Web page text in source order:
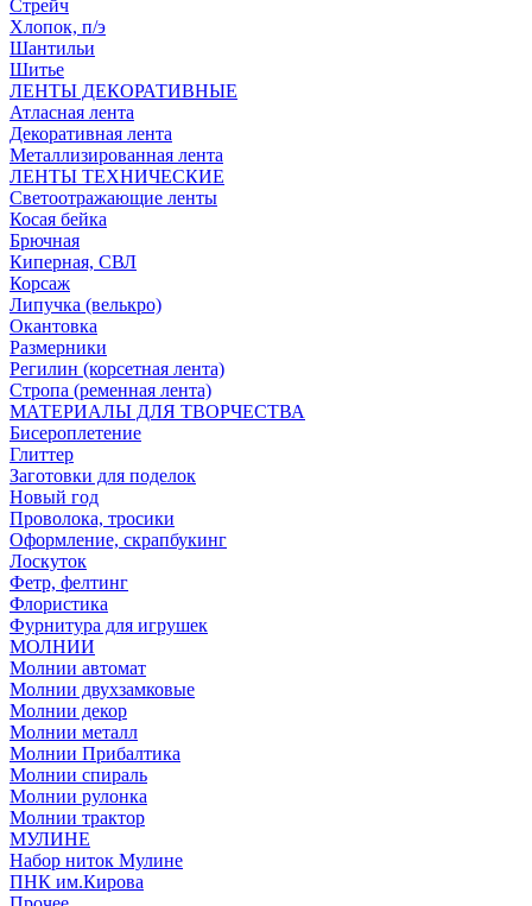
Стрейч
Хлопок, п/э
Шантильи
Шитье
ЛЕНТЫ ДЕКОРАТИВНЫЕ
Атласная лента
Декоративная лента
Металлизированная лента
ЛЕНТЫ ТЕХНИЧЕСКИЕ
Светоотражающие ленты
Косая бейка
Брючная
Киперная, СВЛ
Корсаж
Липучка (велькро)
Окантовка
Размерники
Регилин (корсетная лента)
Стропа (ременная лента)
МАТЕРИАЛЫ ДЛЯ ТВОРЧЕСТВА
Бисероплетение
Глиттер
Заготовки для поделок
Новый год
Проволока, тросики
Оформление, скрапбукинг
Лоскуток
Фетр, фелтинг
Флористика
Фурнитура для игрушек
МОЛНИИ
Молнии автомат
Молнии двухзамковые
Молнии декор
Молнии металл
Молнии Прибалтика
Молнии спираль
Молнии рулонка
Молнии трактор
МУЛИНЕ
Набор ниток Мулине
ПНК им.Кирова